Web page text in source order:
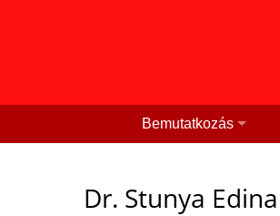
Bemutatkozás
Dr. Stunya Edina